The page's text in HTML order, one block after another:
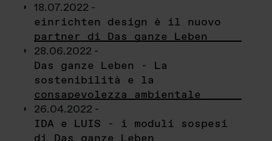
18.07.2022 -
einrichten design è il nuovo
partner di Das ganze Leben
28.06.2022 -
Das ganze Leben - La
sostenibilità e la
consapevolezza ambientale
26.04.2022 -
IDA e LUIS - i moduli sospesi
di Das ganze Leben